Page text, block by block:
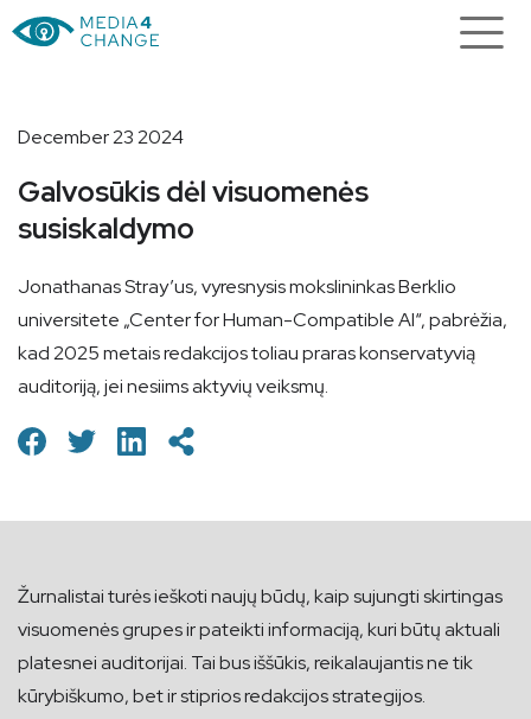
December 23 2024
Galvosūkis dėl visuomenės
susiskaldymo
Jonathanas Stray’us, vyresnysis mokslininkas Berklio
universitete „Center for Human-Compatible AI“, pabrėžia,
kad 2025 metais redakcijos toliau praras konservatyvią
auditoriją, jei nesiims aktyvių veiksmų.
Žurnalistai turės ieškoti naujų būdų, kaip sujungti skirtingas
visuomenės grupes ir pateikti informaciją, kuri būtų aktuali
platesnei auditorijai. Tai bus iššūkis, reikalaujantis ne tik
kūrybiškumo, bet ir stiprios redakcijos strategijos.